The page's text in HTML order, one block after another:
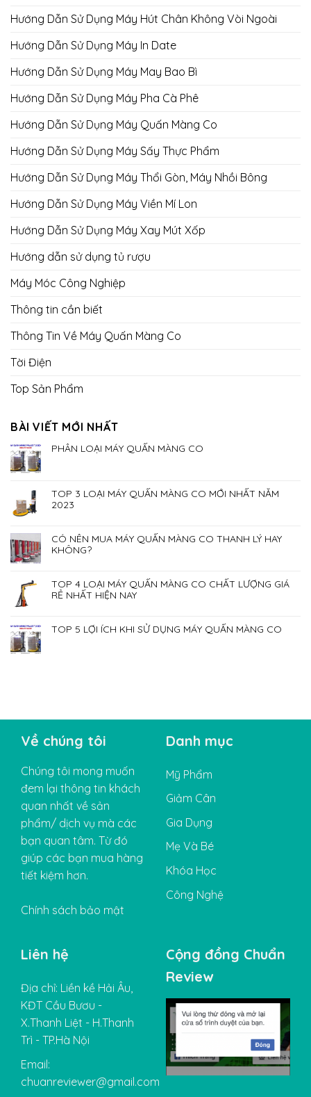
Hướng Dẫn Sử Dụng Máy Hút Chân Không Vòi Ngoài
Hướng Dẫn Sử Dụng Máy In Date
Hướng Dẫn Sử Dụng Máy May Bao Bì
Hướng Dẫn Sử Dụng Máy Pha Cà Phê
Hướng Dẫn Sử Dụng Máy Quấn Màng Co
Hướng Dẫn Sử Dụng Máy Sấy Thực Phẩm
Hướng Dẫn Sử Dụng Máy Thổi Gòn, Máy Nhồi Bông
Hướng Dẫn Sử Dụng Máy Viền Mí Lon
Hướng Dẫn Sử Dụng Máy Xay Mút Xốp
Hướng dẫn sử dụng tủ rượu
Máy Móc Công Nghiệp
Thông tin cần biết
Thông Tin Về Máy Quấn Màng Co
Tời Điện
Top Sản Phẩm
BÀI VIẾT MỚI NHẤT
PHÂN LOẠI MÁY QUẤN MÀNG CO
TOP 3 LOẠI MÁY QUẤN MÀNG CO MỚI NHẤT NĂM
2023
CÓ NÊN MUA MÁY QUẤN MÀNG CO THANH LÝ HAY
KHÔNG?
TOP 4 LOẠI MÁY QUẤN MÀNG CO CHẤT LƯỢNG GIÁ
RẺ NHẤT HIỆN NAY
TOP 5 LỢI ÍCH KHI SỬ DỤNG MÁY QUẤN MÀNG CO
Về chúng tôi
Chúng tôi mong muốn
đem lại thông tin khách
quan nhất về sản
phẩm/ dịch vụ mà các
bạn quan tâm. Từ đó
giúp các bạn mua hàng
tiết kiệm hơn.
Chính sách bảo mật
Danh mục
Mỹ Phẩm
Giảm Cân
Gia Dụng
Mẹ Và Bé
Khóa Học
Công Nghệ
Liên hệ
Địa chỉ: Liền kề Hải Âu,
KĐT Cầu Bươu -
X.Thanh Liệt - H.Thanh
Trì - TP.Hà Nội
Email:
chuanreviewer@gmail.com
Cộng đồng Chuẩn
Review